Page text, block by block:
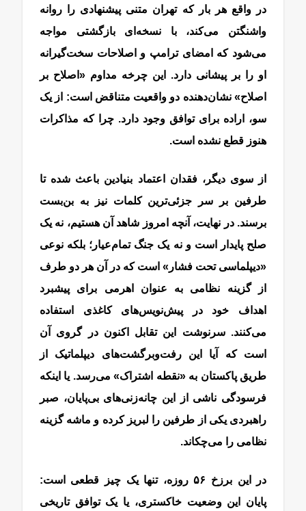
در واقع هر بار که تهران متنی پیشنهادی را روانه
واشنگتن می‌کند، با نسخه‌ای بازگشتی مواجه
می‌شود که امضای ترامپ و اصلاحات سخت‌گیرانه
او را بر پیشانی دارد. این چرخه مداوم «اصلاح بر
اصلاح» نشان‌دهنده دو واقعیت متناقض است: از یک
سو، اراده برای توافق وجود دارد. چرا که مذاکرات
هنوز قطع نشده است.
از سوی دیگر، فقدان اعتماد بنیادین باعث شده تا
طرفین بر سر جزئی‌ترین کلمات نیز به بن‌بست
برسند. در نهایت، آنچه امروز شاهد آن هستیم، نه یک
صلح پایدار است و نه یک جنگ تمام‌عیار؛ بلکه نوعی
«دیپلماسی تحت فشار» است که در آن هر دو طرف
از گزینه نظامی به عنوان اهرمی برای پیشبرد
اهداف خود در پیش‌نویس‌های کاغذی استفاده
می‌کنند. سرنوشت این تقابل اکنون در گروی آن
است که آیا این رفت‌وبرگشت‌های دیپلماتیک از
طریق پاکستان به «نقطه اشتراک» می‌رسد. یا اینکه
فرسودگی ناشی از این چانه‌زنی‌های بی‌پایان، صبر
راهبردی یکی از طرفین را لبریز کرده و ماشه گزینه
نظامی را می‌چکاند.
در این برزخ ۵۶ روزه، تنها یک چیز قطعی است:
پایان این وضعیت خاکستری، یا یک توافق تاریخی